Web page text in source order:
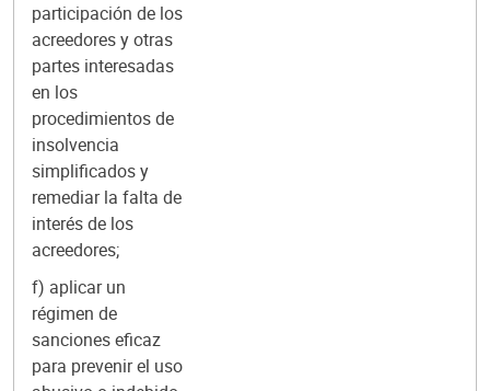
participación de los
acreedores y otras
partes interesadas
en los
procedimientos de
insolvencia
simplificados y
remediar la falta de
interés de los
acreedores;
f) aplicar un
régimen de
sanciones eficaz
para prevenir el uso